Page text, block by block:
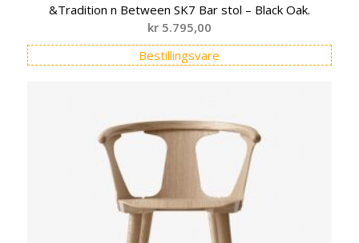
&Tradition n Between SK7 Bar stol – Black Oak.
kr5.795,00
Bestillingsvare